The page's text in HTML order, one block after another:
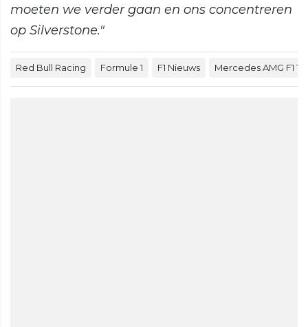
moeten we verder gaan en ons concentreren
op Silverstone."
Red Bull Racing Formule 1 F1 Nieuws Mercedes AMG F1